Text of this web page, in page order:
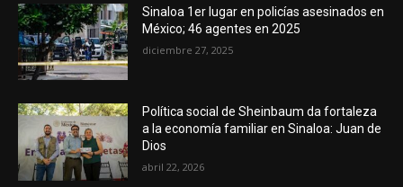
Sinaloa 1er lugar en policías asesinados en
México; 46 agentes en 2025
diciembre 27, 2025
Política social de Sheinbaum da fortaleza
a la economía familiar en Sinaloa: Juan de
Dios
abril 22, 2026